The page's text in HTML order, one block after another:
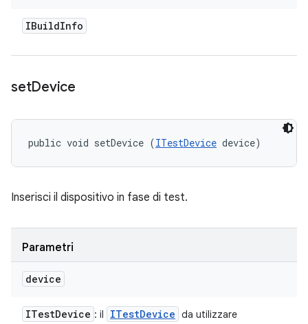
IBuildInfo
setDevice
public void setDevice (ITestDevice device)
Inserisci il dispositivo in fase di test.
Parametri
device
ITestDevice : il ITestDevice da utilizzare